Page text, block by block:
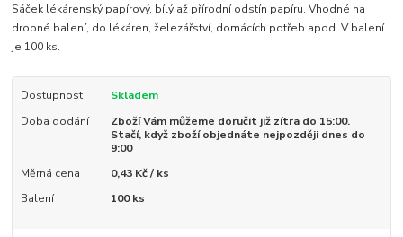
Sáček lékárenský papírový, bílý až přírodní odstín papíru. Vhodné na
drobné balení, do lékáren, železářství, domácích potřeb apod. V balení
je 100 ks.
Dostupnost
Skladem
Doba dodání
Zboží Vám můžeme doručit již zítra do 15:00.
Stačí, když zboží objednáte nejpozději dnes do
9:00
Měrná cena
0,43 Kč / ks
Balení
100 ks